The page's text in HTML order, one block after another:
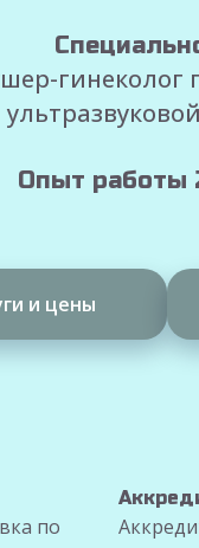
гинеколог
Опыт работы
и цены
по